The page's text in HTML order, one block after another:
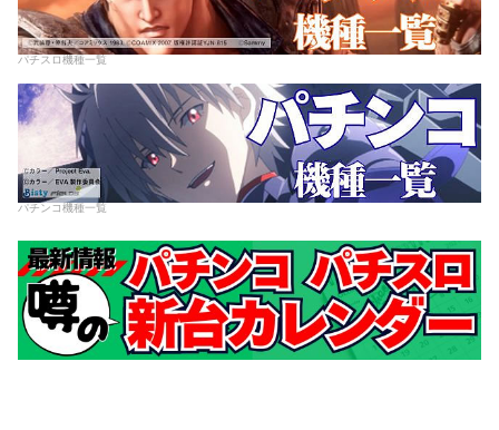
パチスロ機種一覧
パチンコ機種一覧